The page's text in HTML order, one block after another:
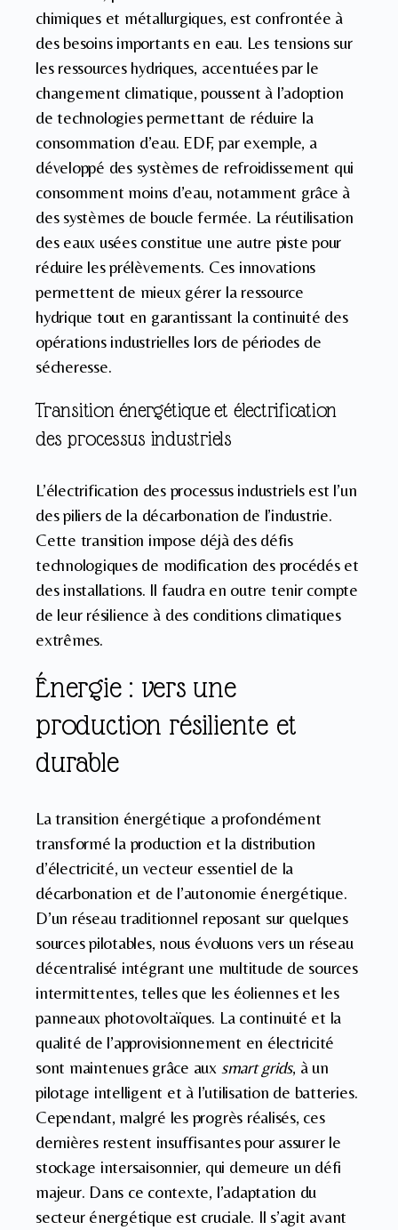
chimiques et métallurgiques, est confrontée à
des besoins importants en eau. Les tensions sur
les ressources hydriques, accentuées par le
changement climatique, poussent à l’adoption
de technologies permettant de réduire la
consommation d’eau. EDF, par exemple, a
développé des systèmes de refroidissement qui
consomment moins d’eau, notamment grâce à
des systèmes de boucle fermée. La réutilisation
des eaux usées constitue une autre piste pour
réduire les prélèvements. Ces innovations
permettent de mieux gérer la ressource
hydrique tout en garantissant la continuité des
opérations industrielles lors de périodes de
sécheresse.
Transition énergétique et électrification
des processus industriels
L’électrification des processus industriels est l’un
des piliers de la décarbonation de l’industrie.
Cette transition impose déjà des défis
technologiques de modification des procédés et
des installations. Il faudra en outre tenir compte
de leur résilience à des conditions climatiques
extrêmes.
Énergie : vers une
production résiliente et
durable
La transition énergétique a profondément
transformé la production et la distribution
d’électricité, un vecteur essentiel de la
décarbonation et de l’autonomie énergétique.
D’un réseau traditionnel reposant sur quelques
sources pilotables, nous évoluons vers un réseau
décentralisé intégrant une multitude de sources
intermittentes, telles que les éoliennes et les
panneaux photovoltaïques. La continuité et la
qualité de l’approvisionnement en électricité
sont maintenues grâce aux smart grids, à un
pilotage intelligent et à l’utilisation de batteries.
Cependant, malgré les progrès réalisés, ces
dernières restent insuffisantes pour assurer le
stockage intersaisonnier, qui demeure un défi
majeur. Dans ce contexte, l’adaptation du
secteur énergétique est cruciale. Il s’agit avant